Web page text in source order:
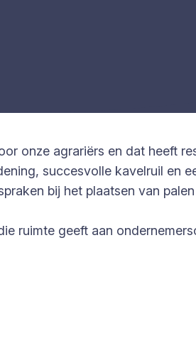
onze agrariërs en dat heeft
succesvolle kavelruil en
bij het plaatsen van
ruimte geeft aan